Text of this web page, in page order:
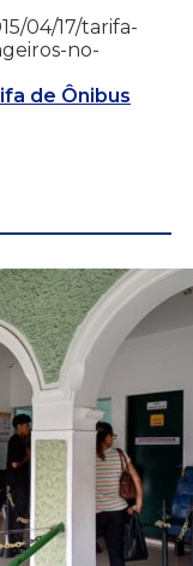
04/17/tarifa-
no-
de Ônibus